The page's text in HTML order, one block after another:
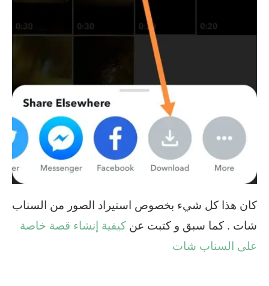
كان هذا كل شيء بخصوص استيراد الصور من السناب
شات . كما سبق و كتبت عن كيفية إنشاء قصة خاصة
على السناب شات